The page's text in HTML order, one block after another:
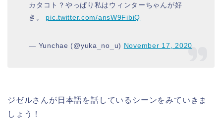
カタコト？やっぱり私はウィンターちゃんが好
き。 pic.twitter.com/ansW9FibiQ
— Yunchae (@yuka_no_u) November 17, 2020
ジゼルさんが日本語を話しているシーンをみていきま
しょう！